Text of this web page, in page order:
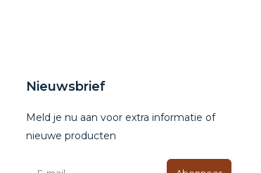
Nieuwsbrief
Meld je nu aan voor extra informatie of
nieuwe producten